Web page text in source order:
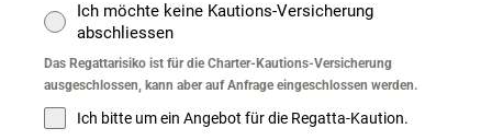
Ich möchte keine Kautions-Versicherung
abschliessen
Das Regattarisiko ist für die Charter-Kautions-Versicherung
ausgeschlossen, kann aber auf Anfrage eingeschlossen werden.
Ich bitte um ein Angebot für die Regatta-Kaution.